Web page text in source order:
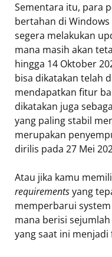
Sementara itu, para
bertahan di
segera melakukan
mana masih akan
hingga 14 Oktober
bisa dikatakan telah
mendapatkan fitur
dikatakan juga
yang paling stabil
merupakan
dirilis pada 27 Mei
Atau jika kamu
requirementsyang
memperbarui
mana berisi
yang saat ini